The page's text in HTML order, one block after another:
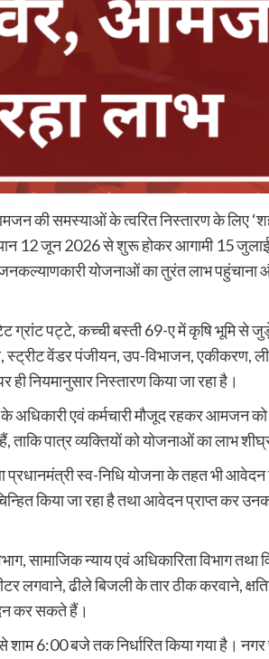
की समस्याओं के त्वरित निस्तारण के लिए
12 जून 2026 से शुरू होकर आगामी 15
जनकल्याणकारी योजनाओं का तुरंत लाभ
ग्रांट पट्टे, कच्ची बस्ती 69-ए में कृषि भूमि से
स्ट्रीट वेंडर पंजीयन, उप-विभाजन, एकीकरण,
नियमानुसार निस्तारण किया जा रहा है।
के अधिकारी एवं कर्मचारी मौजूद रहकर आमजन
ताकि पात्र व्यक्तियों को योजनाओं का लाभ
स्व-निधि योजना के तहत भी आवेदन
किया जा रहा है तथा आवेदन प्राप्त कर
सामाजिक न्याय एवं अधिकारिता विभाग तथा
लगवाने, ढीले बिजली के तार ठीक करवाने,
कर सकते हैं।
6:00 बजे तक निर्धारित किया गया है। नगर